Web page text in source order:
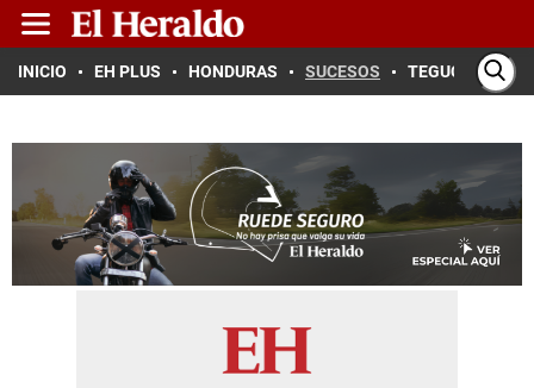
INICIO EH PLUS HONDURAS SUCESOS TEGUCIGALPA